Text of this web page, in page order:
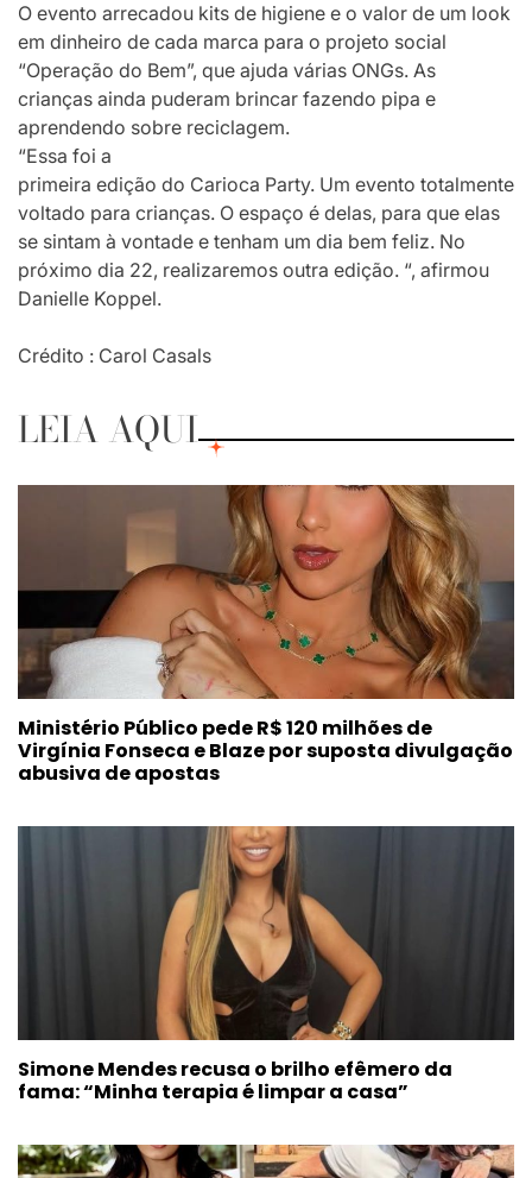
O evento arrecadou kits de higiene e o valor de um look
em dinheiro de cada marca para o projeto social
“Operação do Bem”, que ajuda várias ONGs. As
crianças ainda puderam brincar fazendo pipa e
aprendendo sobre reciclagem.
“Essa foi a
primeira edição do Carioca Party. Um evento totalmente
voltado para crianças. O espaço é delas, para que elas
se sintam à vontade e tenham um dia bem feliz. No
próximo dia 22, realizaremos outra edição. “, afirmou
Danielle Koppel.
Crédito : Carol Casals
LEIA AQUI
Ministério Público pede R$ 120 milhões de
Virgínia Fonseca e Blaze por suposta divulgação
abusiva de apostas
Simone Mendes recusa o brilho efêmero da
fama: “Minha terapia é limpar a casa”